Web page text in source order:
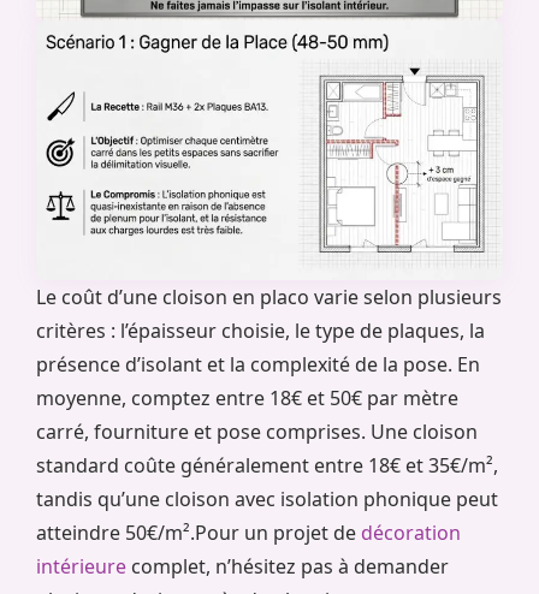
Le coût d’une cloison en placo varie selon plusieurs
critères : l’épaisseur choisie, le type de plaques, la
présence d’isolant et la complexité de la pose. En
moyenne, comptez entre 18€ et 50€ par mètre
carré, fourniture et pose comprises. Une cloison
standard coûte généralement entre 18€ et 35€/m²,
tandis qu’une cloison avec isolation phonique peut
atteindre 50€/m².Pour un projet de décoration
intérieure complet, n’hésitez pas à demander